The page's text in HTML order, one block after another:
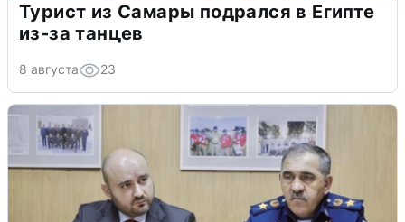
Турист из Самары подрался в Египте
из-за танцев
8 августа 23